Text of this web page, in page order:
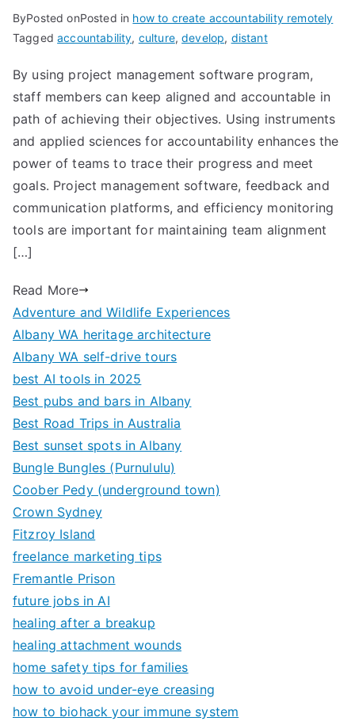
ByPosted onPosted in how to create accountability remotely
Taggedaccountability, culture,develop, distant
By using project management software program,
staff members can keep aligned and accountable in
path of achieving their objectives. Using instruments
and applied sciences for accountability enhances the
power of teams to trace their progress and meet
goals. Project management software, feedback and
communication platforms, and efficiency monitoring
tools are important for maintaining team alignment
[…]
Read More
Adventure and Wildlife Experiences
Albany WA heritage architecture
Albany WA self-drive tours
best AI tools in 2025
Best pubs and bars in Albany
Best Road Trips in Australia
Best sunset spots in Albany
Bungle Bungles (Purnululu)
Coober Pedy (underground town)
Crown Sydney
Fitzroy Island
freelance marketing tips
Fremantle Prison
future jobs in AI
healing after a breakup
healing attachment wounds
home safety tips for families
how to avoid under-eye creasing
how to biohack your immune system